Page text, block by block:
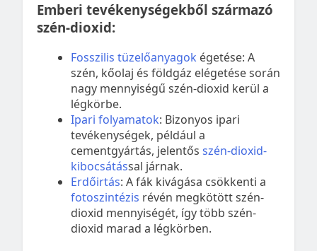
Emberi tevékenységekből származó
szén-dioxid:
Fosszilis tüzelőanyagok égetése: A
szén, kőolaj és földgáz elégetése során
nagy mennyiségű szén-dioxid kerül a
légkörbe.
Ipari folyamatok: Bizonyos ipari
tevékenységek, például a
cementgyártás, jelentős szén-dioxid-
kibocsátással járnak.
Erdőirtás: A fák kivágása csökkenti a
fotoszintézis révén megkötött szén-
dioxid mennyiségét, így több szén-
dioxid marad a légkörben.